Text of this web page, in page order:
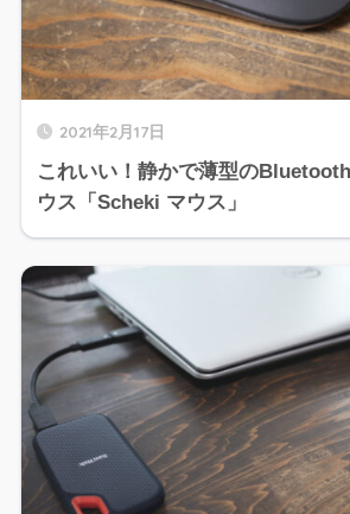
2021年2月17日
これいい！静かで薄型の
ウス「Scheki マウス」